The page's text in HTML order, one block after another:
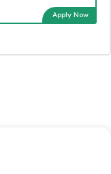
Apply Now